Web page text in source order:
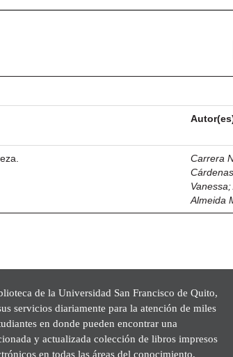
Carrera
Vanessa;
Almeida
de la Universidad San Francisco de Quito,
servicios diariamente para la atención de miles
en donde pueden encontrar una
y actualizada colección de libros impresos
en todas las áreas del conocimiento,